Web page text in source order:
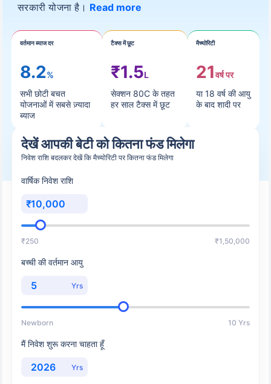
सरकारी योजना है। Read more
वर्तमान ब्याज दर
8.2%
सभी छोटी बचत
योजनाओं में सबसे ज़्यादा
ब्याज
टैक्स में छूट
₹1.5L
सेक्शन 80C के तहत
हर साल टैक्स में छूट
मैच्योरिटी
21वर्ष पर
या 18 वर्ष की आयु
के बाद शादी पर
देखें आपकी बेटी को कितना फंड मिलेगा
निवेश राशि बदलकर देखें कि मैच्योरिटी पर कितना फंड मिलेगा
वार्षिक निवेश राशि
₹
₹250 ₹1,50,000
बच्ची की वर्तमान आयु
Yrs
Newborn 10 Yrs
मैं निवेश शुरू करना चाहता हूँ
Yrs